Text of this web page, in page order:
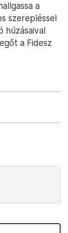
a
szerepléssel
húzásaival
a Fidesz